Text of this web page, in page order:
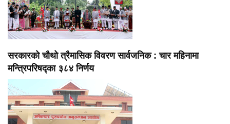
सरकारको चौथो त्रैमासिक विवरण सार्वजनिक : चार महिनामा
मन्त्रिपरिषद्का ३८४ निर्णय